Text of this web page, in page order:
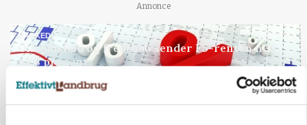
Annonce
MARKED
Olieprisfald og fredshåb sender F5-renten ned
på 3 procent
Loading...